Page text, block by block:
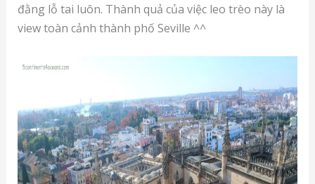
đằng lỗ tai luôn. Thành quả của việc leo trèo này là
view toàn cảnh thành phố Seville ^^